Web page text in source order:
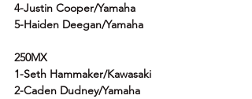
4-Justin Cooper/Yamaha
5-Haiden Deegan/Yamaha
250MX
1-Seth Hammaker/Kawasaki
2-Caden Dudney/Yamaha